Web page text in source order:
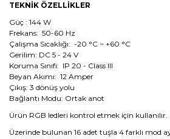
TEKNİK ÖZELLİKLER
Güç : 144 W
Frekans: 50-60 Hz
Çalışma Sıcaklığı: -20 °C ~ +60 °C
Gerilim: DC 5 - 24 V
Koruma Sınıfı: IP 20 - Class III
Beyan Akımı: 12 Amper
Çıkış: 3 dönüş yolu
Bağlantı Modu: Ortak anot
Ürün RGB ledleri kontrol etmek için kullanılır.
Üzerinde bulunan 16 adet tuşla 4 farklı mod